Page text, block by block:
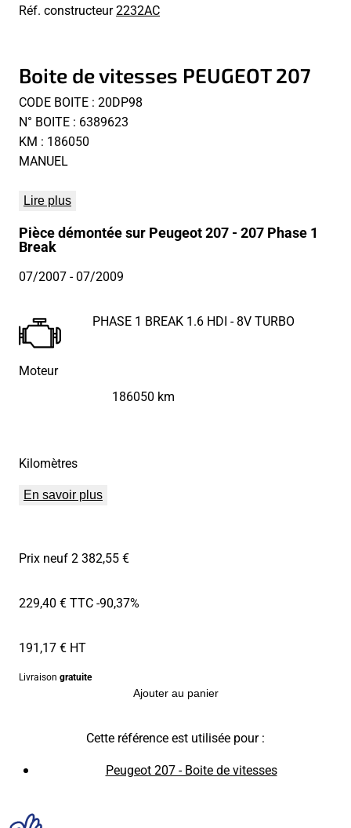
Réf. constructeur2232AC
Boite de vitesses PEUGEOT 207
CODE BOITE : 20DP98
N° BOITE : 6389623
KM : 186050
MANUEL
Lire plus
Pièce démontée sur Peugeot 207 - 207 Phase 1
Break
07/2007- 07/2009
Moteur
PHASE 1 BREAK 1.6 HDI - 8V TURBO
Kilomètres
186050 km
En savoir plus
Prix neuf 2 382,55 €
229,40 € TTC-90,37%
191,17 € HT
Livraison gratuite
Ajouter au panier
Cette référence est utilisée pour :
Peugeot 207 - Boite de vitesses